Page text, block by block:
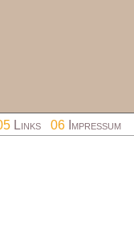
Links 06 Impressum